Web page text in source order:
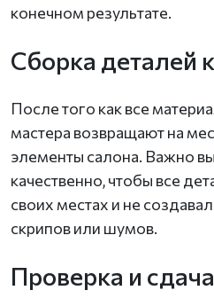
конечном результате.
Сборка деталей
После того как все
мастера возвращают на
элементы салона. Важно
качественно, чтобы все
своих местах и не
скрипов или шумов.
Проверка и